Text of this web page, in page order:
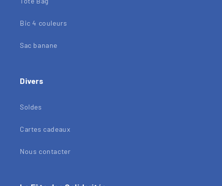
Bic 4 couleurs
Sac banane
Divers
Soldes
Cartes cadeaux
Nous contacter